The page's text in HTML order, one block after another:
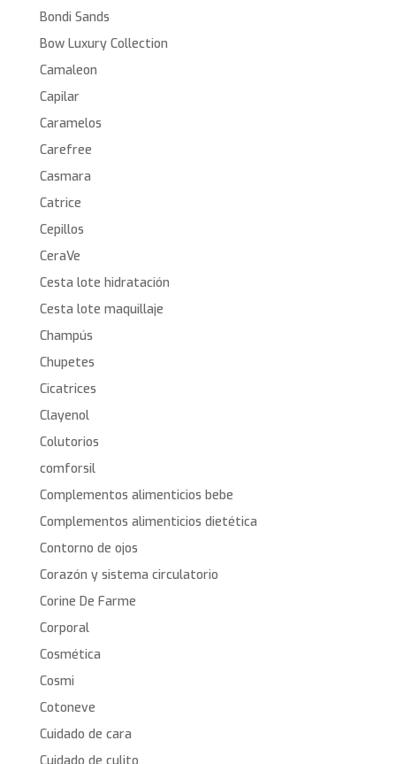
Bondi Sands
Bow Luxury Collection
Camaleon
Capilar
Caramelos
Carefree
Casmara
Catrice
Cepillos
CeraVe
Cesta lote hidratación
Cesta lote maquillaje
Champús
Chupetes
Cicatrices
Clayenol
Colutorios
comforsil
Complementos alimenticios bebe
Complementos alimenticios dietética
Contorno de ojos
Corazón y sistema circulatorio
Corine De Farme
Corporal
Cosmética
Cosmi
Cotoneve
Cuidado de cara